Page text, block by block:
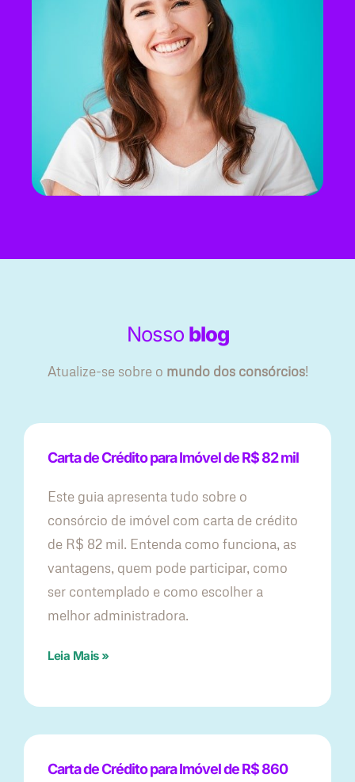
Nosso blog
Atualize-se sobre o mundo dos consórcios!
Carta de Crédito para Imóvel de R$ 82 mil
Este guia apresenta tudo sobre o
consórcio de imóvel com carta de crédito
de R$ 82 mil. Entenda como funciona, as
vantagens, quem pode participar, como
ser contemplado e como escolher a
melhor administradora.
Leia Mais »
Carta de Crédito para Imóvel de R$ 860